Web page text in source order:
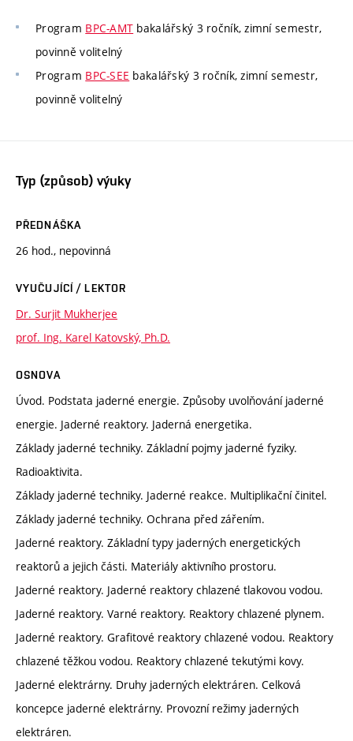
Program BPC-AMT bakalářský 3 ročník, zimní semestr,
povinně volitelný
Program BPC-SEE bakalářský 3 ročník, zimní semestr,
povinně volitelný
Typ (způsob) výuky
PŘEDNÁŠKA
26 hod., nepovinná
VYUČUJÍCÍ / LEKTOR
Dr. Surjit Mukherjee
prof. Ing. Karel Katovský, Ph.D.
OSNOVA
Úvod. Podstata jaderné energie. Způsoby uvolňování jaderné
energie. Jaderné reaktory. Jaderná energetika.
Základy jaderné techniky. Základní pojmy jaderné fyziky.
Radioaktivita.
Základy jaderné techniky. Jaderné reakce. Multiplikační činitel.
Základy jaderné techniky. Ochrana před zářením.
Jaderné reaktory. Základní typy jaderných energetických
reaktorů a jejich části. Materiály aktivního prostoru.
Jaderné reaktory. Jaderné reaktory chlazené tlakovou vodou.
Jaderné reaktory. Varné reaktory. Reaktory chlazené plynem.
Jaderné reaktory. Grafitové reaktory chlazené vodou. Reaktory
chlazené těžkou vodou. Reaktory chlazené tekutými kovy.
Jaderné elektrárny. Druhy jaderných elektráren. Celková
koncepce jaderné elektrárny. Provozní režimy jaderných
elektráren.